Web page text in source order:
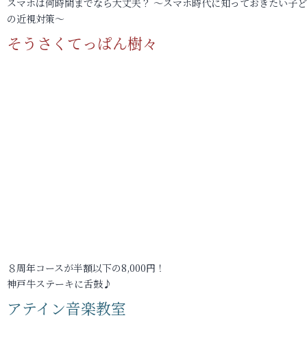
スマホは何時間までなら大丈夫？ ～スマホ時代に知っておきたい子
の近視対策～
そうさくてっぱん樹々
８周年コースが半額以下の8,000円！
神戸牛ステーキに舌鼓♪
アテイン音楽教室